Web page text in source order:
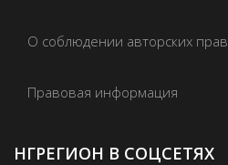
О соблюдении авторских прав
Правовая информация
НГРЕГИОН В СОЦСЕТЯХ